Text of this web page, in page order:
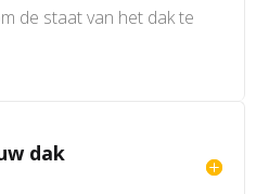
de staat van het dak te
dak